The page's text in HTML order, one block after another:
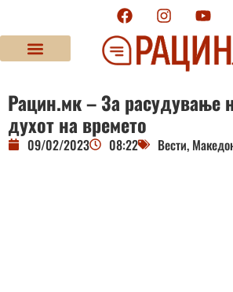
Рацин.мк – За расудување
духот на времето
09/02/2023 08:22 Вести,